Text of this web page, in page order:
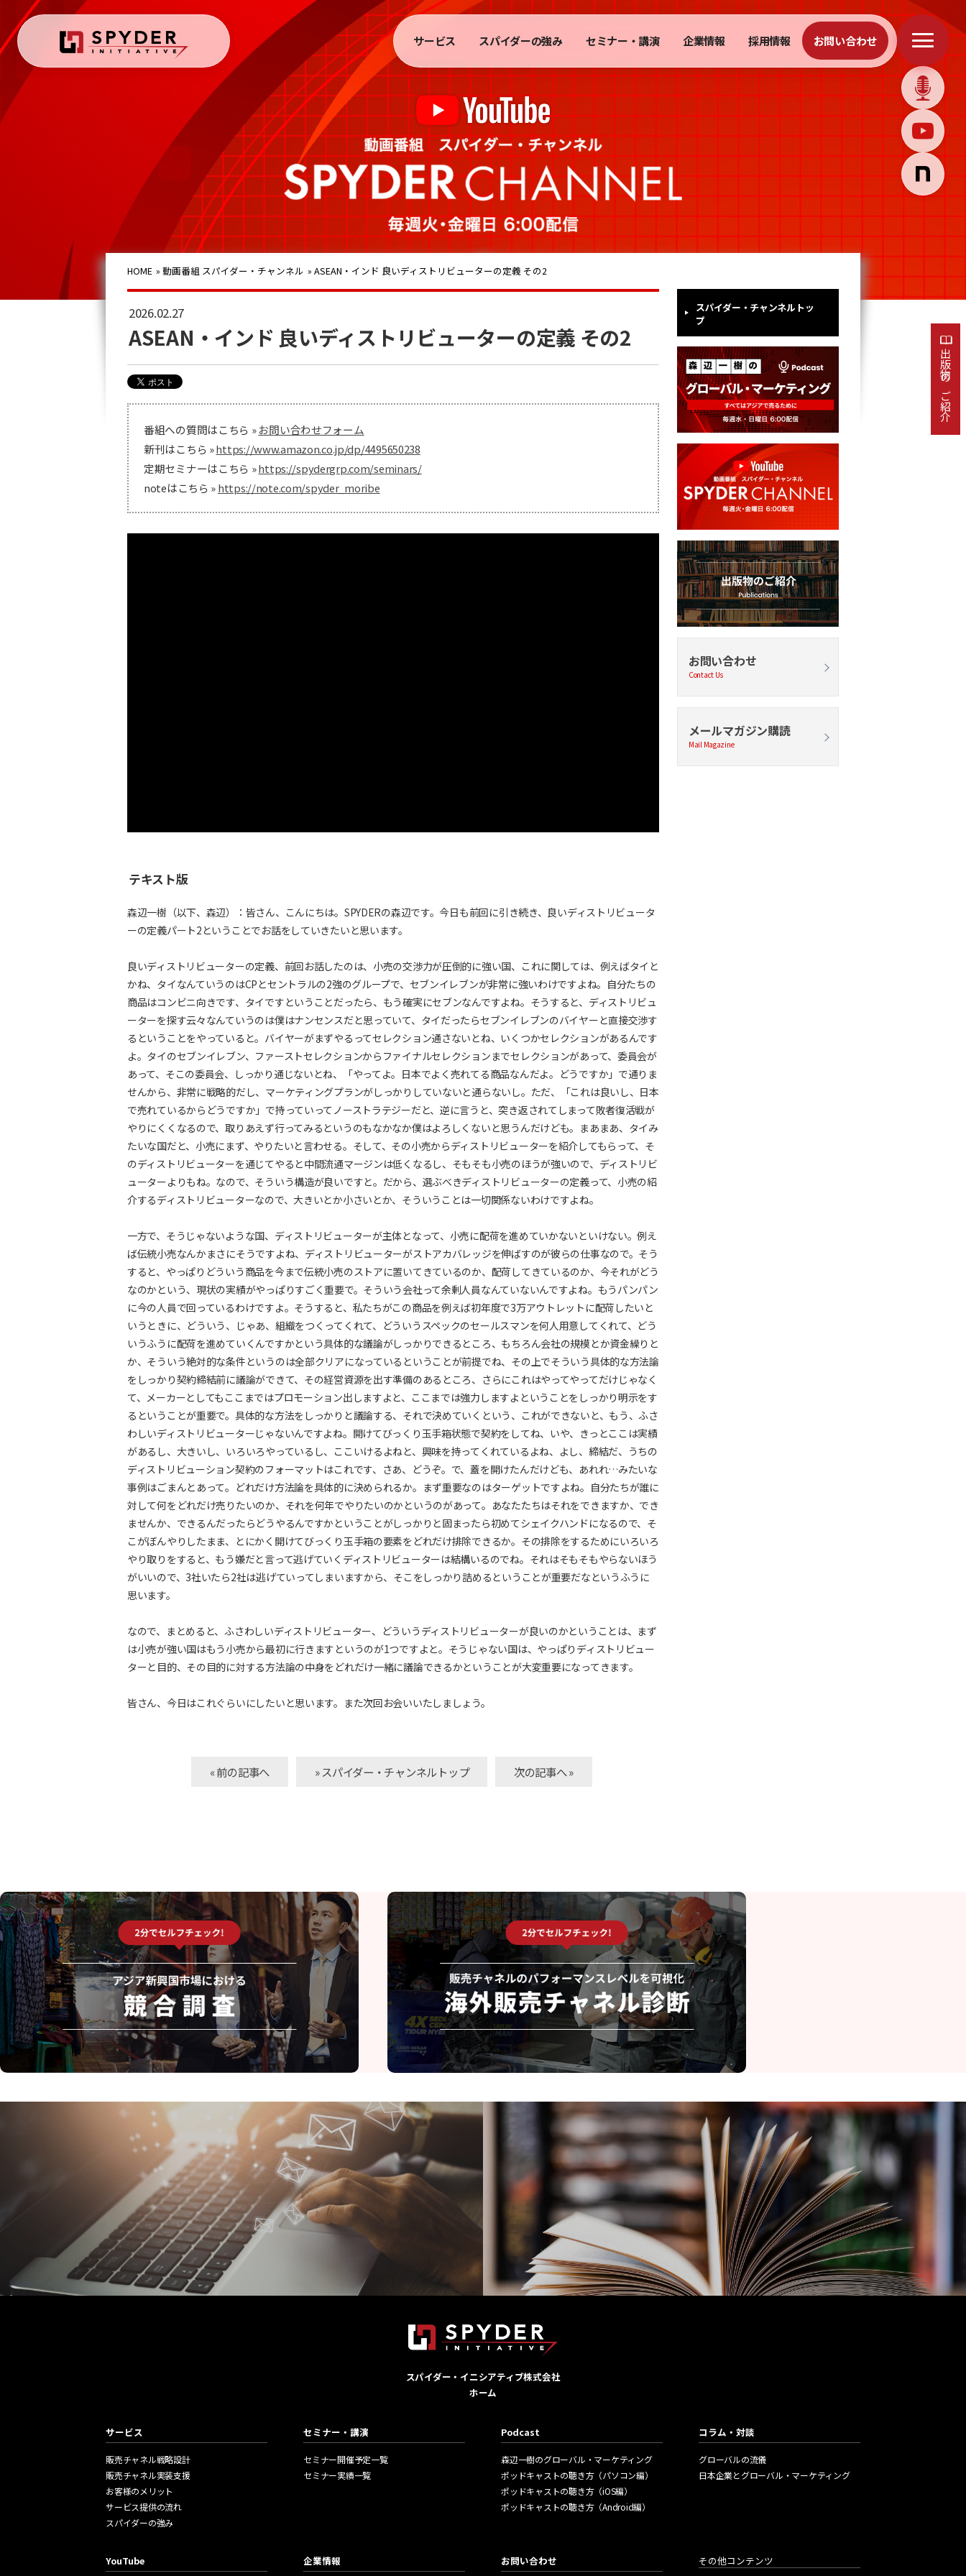
サービス スパイダーの強み セミナー・講演 企業情報 採用情報 お問い合わせ
出版物のご紹介
HOME » 動画番組 スパイダー・チャンネル » ASEAN・インド 良いディストリビューターの定義 その2
2026.02.27
ASEAN・インド 良いディストリビューターの定義 その2
番組への質問はこちら »お問い合わせフォーム
新刊はこちら »https://www.amazon.co.jp/dp/4495650238
定期セミナーはこちら »https://spydergrp.com/seminars/
noteはこちら »https://note.com/spyder_moribe
テキスト版
森辺一樹（以下、森辺）：皆さん、こんにちは。SPYDERの森辺です。今日も前回に引き続き、良いディストリビュータ
ーの定義パート2ということでお話をしていきたいと思います。
良いディストリビューターの定義、前回お話したのは、小売の交渉力が圧倒的に強い国、これに関しては、例えばタイと
かね、タイなんていうのはCPとセントラルの2強のグループで、セブンイレブンが非常に強いわけですよね。自分たちの
商品はコンビニ向きです、タイですということだったら、もう確実にセブンなんですよね。そうすると、ディストリビュ
ーターを探す云々なんていうのは僕はナンセンスだと思っていて、タイだったらセブンイレブンのバイヤーと直接交渉す
るということをやっていると。バイヤーがまずやるってセレクション通さないとね、いくつかセレクションがあるんです
よ。タイのセブンイレブン、ファーストセレクションからファイナルセレクションまでセレクションがあって、委員会が
あって、そこの委員会、しっかり通じないとね、「やってよ。日本でよく売れてる商品なんだよ。どうですか」で通りま
せんから、非常に戦略的だし、マーケティングプランがしっかりしていないと通らないし。ただ、「これは良いし、日本
で売れているからどうですか」で持っていってノーストラテジーだと、逆に言うと、突き返されてしまって敗者復活戦が
やりにくくなるので、取りあえず行ってみるというのもなかなか僕はよろしくないと思うんだけども。まあまあ、タイみ
たいな国だと、小売にまず、やりたいと言わせる。そして、その小売からディストリビューターを紹介してもらって、そ
のディストリビューターを通じてやると中間流通マージンは低くなるし、そもそも小売のほうが強いので、ディストリビ
ューターよりもね。なので、そういう構造が良いですと。だから、選ぶべきディストリビューターの定義って、小売の紹
介するディストリビューターなので、大きいとか小さいとか、そういうことは一切関係ないわけですよね。
一方で、そうじゃないような国、ディストリビューターが主体となって、小売に配荷を進めていかないといけない。例え
ば伝統小売なんかまさにそうですよね、ディストリビューターがストアカバレッジを伸ばすのが彼らの仕事なので。そう
すると、やっぱりどういう商品を今まで伝統小売のストアに置いてきているのか、配荷してきているのか、今それがどう
なのかという、現状の実績がやっぱりすごく重要で。そういう会社って余剰人員なんていないんですよね。もうパンパン
に今の人員で回っているわけですよ。そうすると、私たちがこの商品を例えば初年度で3万アウトレットに配荷したいと
いうときに、どういう、じゃあ、組織をつくってくれて、どういうスペックのセールスマンを何人用意してくれて、どう
いうふうに配荷を進めていくんですかという具体的な議論がしっかりできるところ、もちろん会社の規模とか資金繰りと
か、そういう絶対的な条件というのは全部クリアになっているということが前提でね、その上でそういう具体的な方法論
をしっかり契約締結前に議論ができて、その経営資源を出す準備のあるところ、さらにこれはやってやってだけじゃなく
て、メーカーとしてもここまではプロモーション出しますよと、ここまでは強力しますよということをしっかり明示をす
るということが重要で。具体的な方法をしっかりと議論する、それで決めていくという、これができないと、もう、ふさ
わしいディストリビューターじゃないんですよね。開けてびっくり玉手箱状態で契約をしてね、いや、きっとここは実績
があるし、大きいし、いろいろやっているし、ここいけるよねと、興味を持ってくれているよね、よし、締結だ、うちの
ディストリビューション契約のフォーマットはこれです、さあ、どうぞ。で、蓋を開けたんだけども、あれれ…みたいな
事例はごまんとあって。どれだけ方法論を具体的に決められるか。まず重要なのはターゲットですよね。自分たちが誰に
対して何をどれだけ売りたいのか、それを何年でやりたいのかというのがあって。あなたたちはそれをできますか、でき
ませんか、できるんだったらどうやるんですかということがしっかりと固まったら初めてシェイクハンドになるので、そ
こがぼんやりしたまま、とにかく開けてびっくり玉手箱の要素をどれだけ排除できるか。その排除をするためにいろいろ
やり取りをすると、もう嫌だと言って逃げていくディストリビューターは結構いるのでね。それはそもそもやらないほう
がいいので、3社いたら2社は逃げていってしまいますから、そこをしっかり詰めるということが重要だなというふうに
思います。
なので、まとめると、ふさわしいディストリビューター、どういうディストリビューターが良いのかということは、まず
は小売が強い国はもう小売から最初に行きますというのが1つですよと。そうじゃない国は、やっぱりディストリビュー
ターと目的、その目的に対する方法論の中身をどれだけ一緒に議論できるかということが大変重要になってきます。
皆さん、今日はこれぐらいにしたいと思います。また次回お会いいたしましょう。
« 前の記事へ » スパイダー・チャンネルトップ 次の記事へ »
スパイダー・チャンネルトッ
プ
お問い合わせ
Contact Us
メールマガジン購読
Mail Magazine
自己診断サービスのご紹介
スパイダー・イニシアティブ株式会社
ホーム
サービス
販売チャネル戦略設計
販売チャネル実装支援
お客様のメリット
サービス提供の流れ
スパイダーの強み
セミナー・講演
セミナー開催予定一覧
セミナー実績一覧
Podcast
森辺一樹のグローバル・マーケティング
ポッドキャストの聴き方（パソコン編）
ポッドキャストの聴き方（iOS編）
ポッドキャストの聴き方（Android編）
コラム・対談
グローバルの流儀
日本企業とグローバル・マーケティング
YouTube 企業情報 お問い合わせ その他コンテンツ